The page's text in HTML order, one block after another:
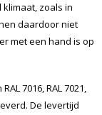
klimaat, zoals in
daardoor niet
met een hand is op
7016, RAL 7021,
De levertijd